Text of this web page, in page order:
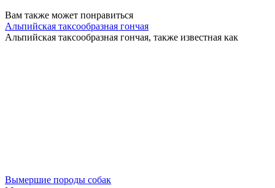
Вам также может понравиться
Альпийская таксообразная гончая
Альпийская таксообразная гончая, также известная как
Вымершие породы собак